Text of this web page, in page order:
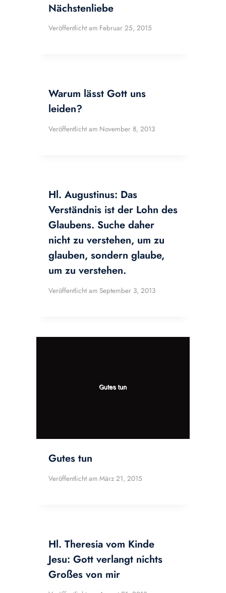
Nächstenliebe
Veröffentlicht am Februar 25, 2015
Warum lässt Gott uns
leiden?
Veröffentlicht am November 8, 2013
Hl. Augustinus: Das
Verständnis ist der Lohn des
Glaubens. Suche daher
nicht zu verstehen, um zu
glauben, sondern glaube,
um zu verstehen.
Veröffentlicht am September 3, 2013
Gutes tun
Veröffentlicht am März 21, 2015
Hl. Theresia vom Kinde
Jesu: Gott verlangt nichts
Großes von mir